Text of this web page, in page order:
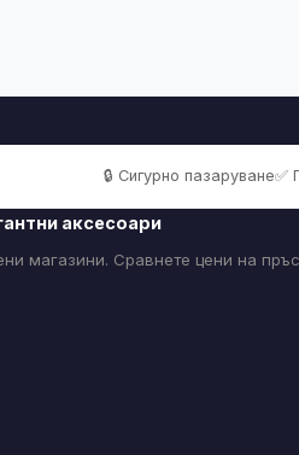
🔒 Сигурно пазаруване✅
аксесоари
магазини. Сравнете цени на